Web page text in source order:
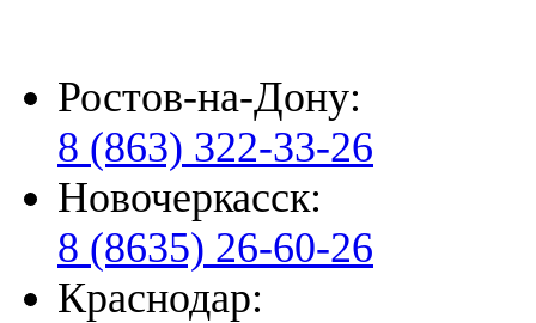
Ростов-на-Дону:
8 (863) 322-33-26
Новочеркасск:
8 (8635) 26-60-26
Краснодар: